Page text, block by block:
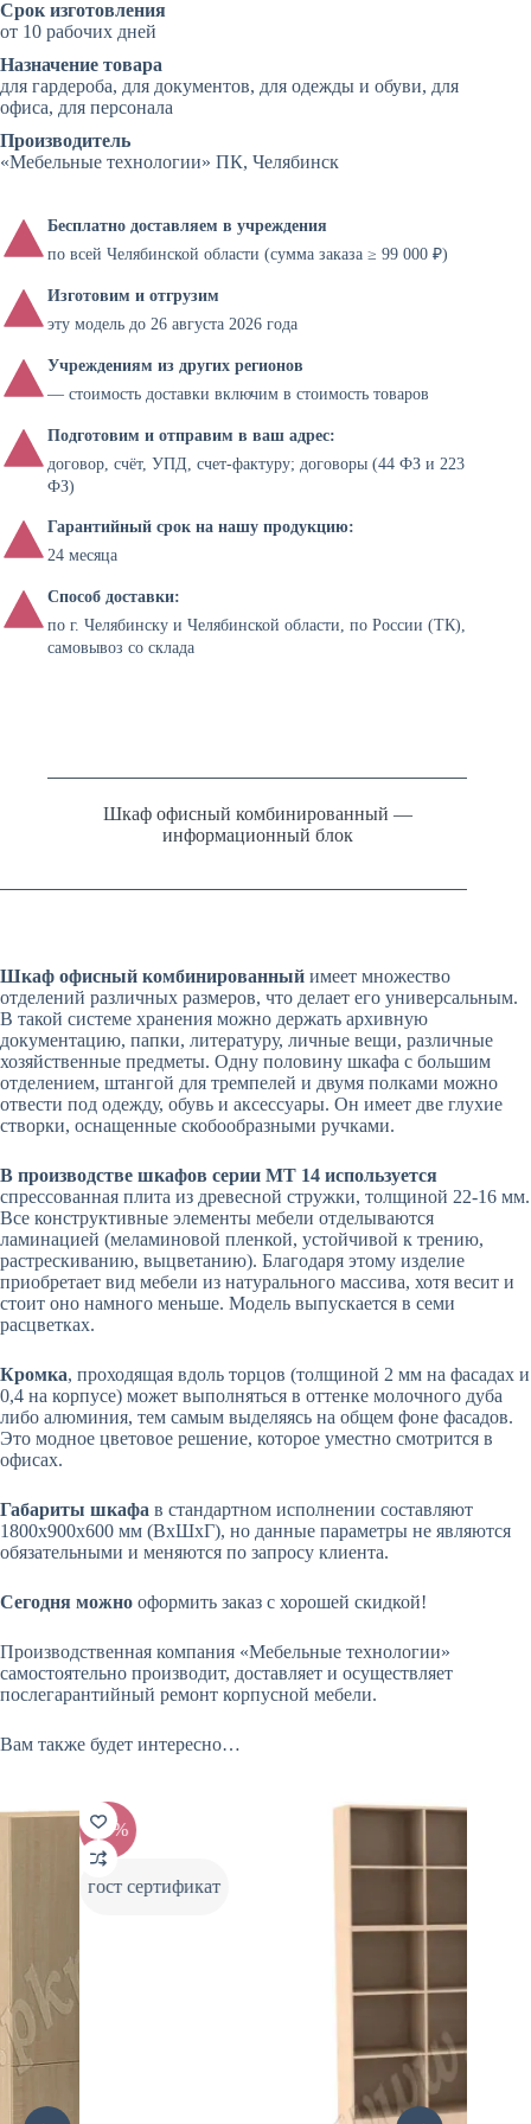
Срок изготовления
от 10 рабочих дней
Назначение товара
для гардероба, для документов, для одежды и обуви, для
офиса, для персонала
Производитель
«Мебельные технологии» ПК, Челябинск
Бесплатно доставляем в учреждения
по всей Челябинской области (сумма заказа ≥ 99 000 ₽)
Изготовим и отгрузим
эту модель до 26 августа 2026 года
Учреждениям из других регионов
— стоимость доставки включим в стоимость товаров
Подготовим и отправим в ваш адрес:
договор, счёт, УПД, счет-фактуру; договоры (44 ФЗ и 223
ФЗ)
Гарантийный срок на нашу продукцию:
24 месяца
Способ доставки:
по г. Челябинску и Челябинской области, по России (ТК),
самовывоз со склада
Шкаф офисный комбинированный —
информационный блок
Шкаф офисный комбинированный имеет множество
отделений различных размеров, что делает его универсальным.
В такой системе хранения можно держать архивную
документацию, папки, литературу, личные вещи, различные
хозяйственные предметы. Одну половину шкафа с большим
отделением, штангой для тремпелей и двумя полками можно
отвести под одежду, обувь и аксессуары. Он имеет две глухие
створки, оснащенные скобообразными ручками.
В производстве шкафов серии МТ 14 используется
спрессованная плита из древесной стружки, толщиной 22-16 мм.
Все конструктивные элементы мебели отделываются
ламинацией (меламиновой пленкой, устойчивой к трению,
растрескиванию, выцветанию). Благодаря этому изделие
приобретает вид мебели из натурального массива, хотя весит и
стоит оно намного меньше. Модель выпускается в семи
расцветках.
Кромка, проходящая вдоль торцов (толщиной 2 мм на фасадах и
0,4 на корпусе) может выполняться в оттенке молочного дуба
либо алюминия, тем самым выделяясь на общем фоне фасадов.
Это модное цветовое решение, которое уместно смотрится в
офисах.
Габариты шкафа в стандартном исполнении составляют
1800х900х600 мм (ВхШхГ), но данные параметры не являются
обязательными и меняются по запросу клиента.
Сегодня можно оформить заказ с хорошей скидкой!
Производственная компания «Мебельные технологии»
самостоятельно производит, доставляет и осуществляет
послегарантийный ремонт корпусной мебели.
Вам также будет интересно…
гост сертификат